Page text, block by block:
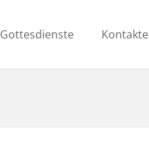
Gottesdienste Kontakte